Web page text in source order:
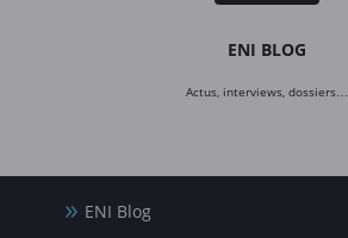
ENI BLOG
Actus, interviews, dossiers…
ENI Blog